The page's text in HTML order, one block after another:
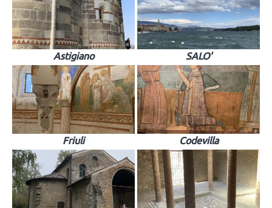
Astigiano SALO'
Friuli Codevilla